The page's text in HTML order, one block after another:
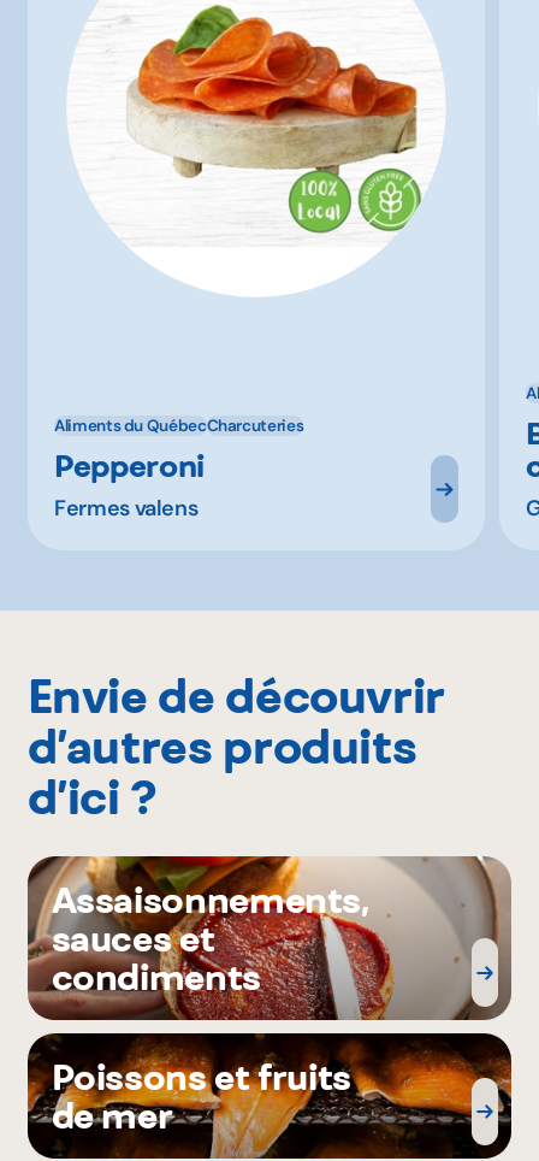
Aliments du QuébecCharcuteries
Pepperoni
Fermes valens
Envie de découvrir
d’autres produits
d’ici ?
Assaisonnements,
sauces et
condiments
Poissons et fruits
de mer